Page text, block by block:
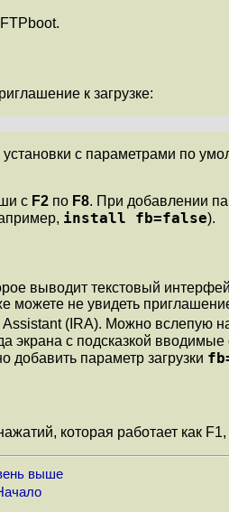
к загрузке:
с параметрами по
с F2 по F8. При добавлении
install fb=false).
выводит текстовый
не увидеть
Assistant(IRA). Можно вслепую
экрана с подсказкой
добавить параметр загрузки
которая работает как
выше